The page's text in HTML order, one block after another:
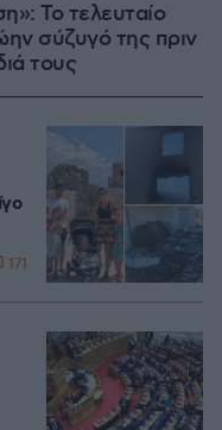
Το τελευταίο
σύζυγό της πριν
τους
171